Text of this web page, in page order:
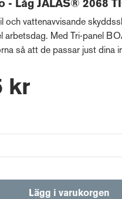
- Låg JALAS® 2068
och vattenavvisande
arbetsdag. Med Tri-panel
så att de passar just dina
kr
Lägg i varukorgen